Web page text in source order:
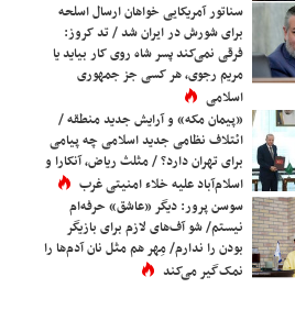
سناتور آمریکایی خواهان ارسال اسلحه
برای شورش در ایران شد / تد کروز:
فرقی نمی‌کند پسر شاه روی کار بیاید یا
مریم رجوی، هر کسی جز جمهوری
اسلامی
«پیمان مکه» و آرایش جدید منطقه /
ائتلاف نظامی جدید اسلامی چه پیامی
برای تهران دارد؟ / مثلث ریاض، آنکارا و
اسلام‌آباد علیه خلاء امنیتی غرب
سوسن پرور: دیگر «عاشق» حرفه‌ام
نیستم/ شو آف‌های لازم برای بازیگر
بودن را ندارم/ مِهر هم مثل نان آدم‌ها را
نمک‌گیر می‌کند